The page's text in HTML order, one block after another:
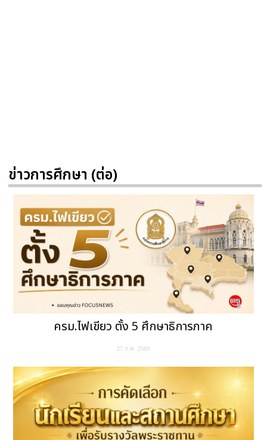
ข่าวการศึกษา (ต่อ)
ครม.ไฟเขียว ตั้ง 5 ศึกษาธิการภาค
27 ก.ค. 2569